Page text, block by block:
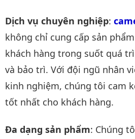
Dịch vụ chuyên nghiệp:
không chỉ cung cấp sản
khách hàng trong suốt quá
và bảo trì. Với đội ngũ nhân
kinh nghiệm, chúng tôi cam
tốt nhất cho khách hàng.
Đa dạng sản phẩm: Chúng